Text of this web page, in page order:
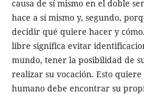
causa de sí mismo en el doble
hace a sí mismo y, segundo,
decidir qué quiere hacer y
libre significa evitar
mundo, tener la posibilidad de
realizar su vocación. Esto
humano debe encontrar su